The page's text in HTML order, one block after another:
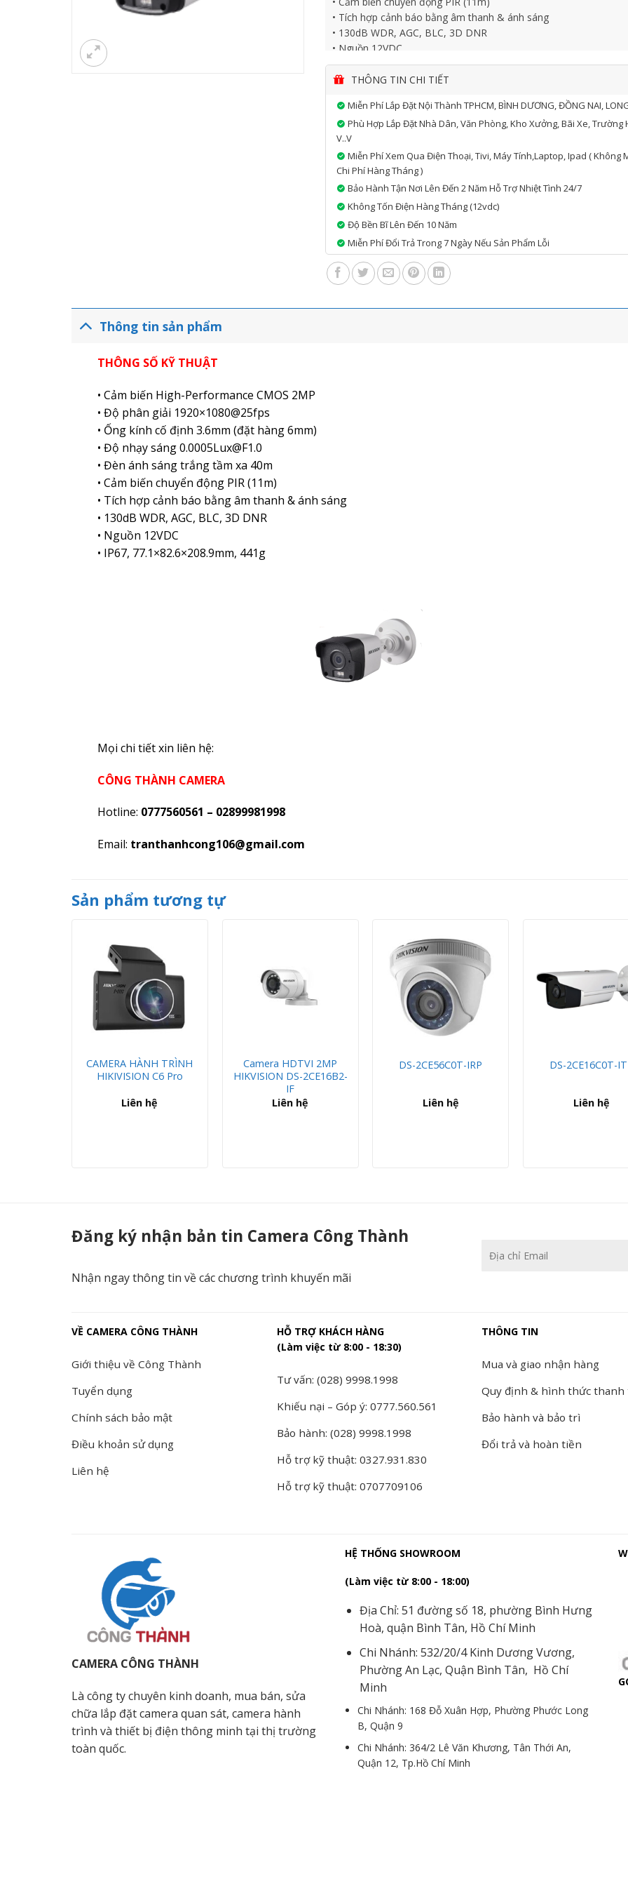
• Tích hợp cảnh báo bằng âm thanh & ánh sáng
• 130dB WDR, AGC, BLC, 3D DNR
• Nguồn 12VDC
• IP67, 77.1×82.6×208.9mm, 441g
THÔNG TIN CHI TIẾT
Miễn Phí Lắp Đặt Nội Thành TPHCM, BÌNH DƯƠNG, ĐỒNG NAI,
Phù Hợp Lắp Đặt Nhà Dân, Văn Phòng, Kho Xưởng, Bãi Xe, Trường
V..v
Miễn Phí Xem Qua Điện Thoại, Tivi, Máy Tính,laptop, Ipad ( Không
Chi Phí Hàng Tháng )
Bảo Hành Tận Nơi Lên Đến 2 Năm Hỗ Trợ Nhiệt Tình 24/7
Không Tốn Điện Hàng Tháng (12vdc)
Độ Bền Bĩ Lên Đến 10 Năm
Miễn Phí Đổi Trả Trong 7 Ngày Nếu Sản Phẩm Lỗi
Thông tin sản phẩm
THÔNG SỐ KỸ THUẬT
• Cảm biến High-Performance CMOS 2MP
• Độ phân giải 1920×1080@25fps
• Ống kính cố định 3.6mm (đặt hàng 6mm)
• Độ nhạy sáng 0.0005Lux@F1.0
• Đèn ánh sáng trắng tầm xa 40m
• Cảm biến chuyển động PIR (11m)
• Tích hợp cảnh báo bằng âm thanh & ánh sáng
• 130dB WDR, AGC, BLC, 3D DNR
• Nguồn 12VDC
• IP67, 77.1×82.6×208.9mm, 441g
Mọi chi tiết xin liên hệ:
CÔNG THÀNH CAMERA
Hotline: 0777560561 – 02899981998
Email: tranthanhcong106@gmail.com
Sản phẩm tương tự
CAMERA HÀNH TRÌNH
HIKIVISION C6 Pro
Liên hệ
Camera HDTVI 2MP
HIKVISION DS-2CE16B2-
IF
Liên hệ
DS-2CE56C0T-IRP
Liên hệ
DS-2CE16C0T-
Liên hệ
Đăng ký nhận bản tin Camera Công Thành
Nhận ngay thông tin về các chương trình khuyến mãi
VỀ CAMERA CÔNG THÀNH
Giới thiệu về Công Thành
Tuyển dụng
Chính sách bảo mật
Điều khoản sử dụng
Liên hệ
HỖ TRỢ KHÁCH HÀNG
(Làm việc từ 8:00 - 18:30)
Tư vấn: (028) 9998.1998
Khiếu nại – Góp ý: 0777.560.561
Bảo hành: (028) 9998.1998
Hỗ trợ kỹ thuật: 0327.931.830
Hỗ trợ kỹ thuật: 0707709106
THÔNG TIN
Mua và giao nhận hàng
Quy định & hình thức thanh
Bảo hành và bảo trì
Đổi trả và hoàn tiền
CAMERA CÔNG THÀNH
Là công ty chuyên kinh doanh, mua bán, sửa
chữa lắp đặt camera quan sát, camera hành
trình và thiết bị điện thông minh tại thị trường
toàn quốc.
HỆ THỐNG SHOWROOM
(Làm việc từ 8:00 - 18:00)
Địa Chỉ: 51 đường số 18, phường Bình Hưng
Hoà, quận Bình Tân, Hồ Chí Minh
Chi Nhánh: 532/20/4 Kinh Dương Vương,
Phường An Lạc, Quận Bình Tân, Hồ Chí
Minh
Chi Nhánh: 168 Đỗ Xuân Hợp, Phường Phước Long
B, Quận 9
Chi Nhánh: 364/2 Lê Văn Khương, Tân Thới An,
Quận 12, Tp.Hồ Chí Minh